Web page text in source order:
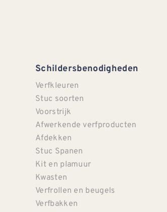
Schildersbenodigheden
Verfkleuren
Stuc soorten
Voorstrijk
Afwerkende verfproducten
Afdekken
Stuc Spanen
Kit en plamuur
Kwasten
Verfrollen en beugels
Verfbakken